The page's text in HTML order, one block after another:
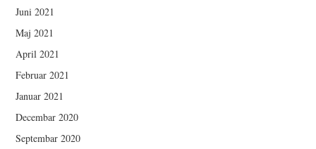
Juni 2021
Maj 2021
April 2021
Februar 2021
Januar 2021
Decembar 2020
Septembar 2020